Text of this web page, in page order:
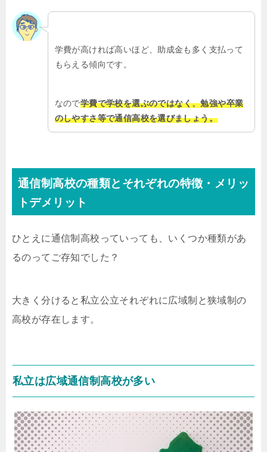
学費が高ければ高いほど、助成金も多く支払って
もらえる傾向です。
なので学費で学校を選ぶのではなく、勉強や卒業
のしやすさ等で通信高校を選びましょう。
通信制高校の種類とそれぞれの特徴・メリッ
トデメリット
ひとえに通信制高校っていっても、いくつか種類があ
るのってご存知でした？
大きく分けると私立公立それぞれに広域制と狭域制の
高校が存在します。
私立は広域通信制高校が多い